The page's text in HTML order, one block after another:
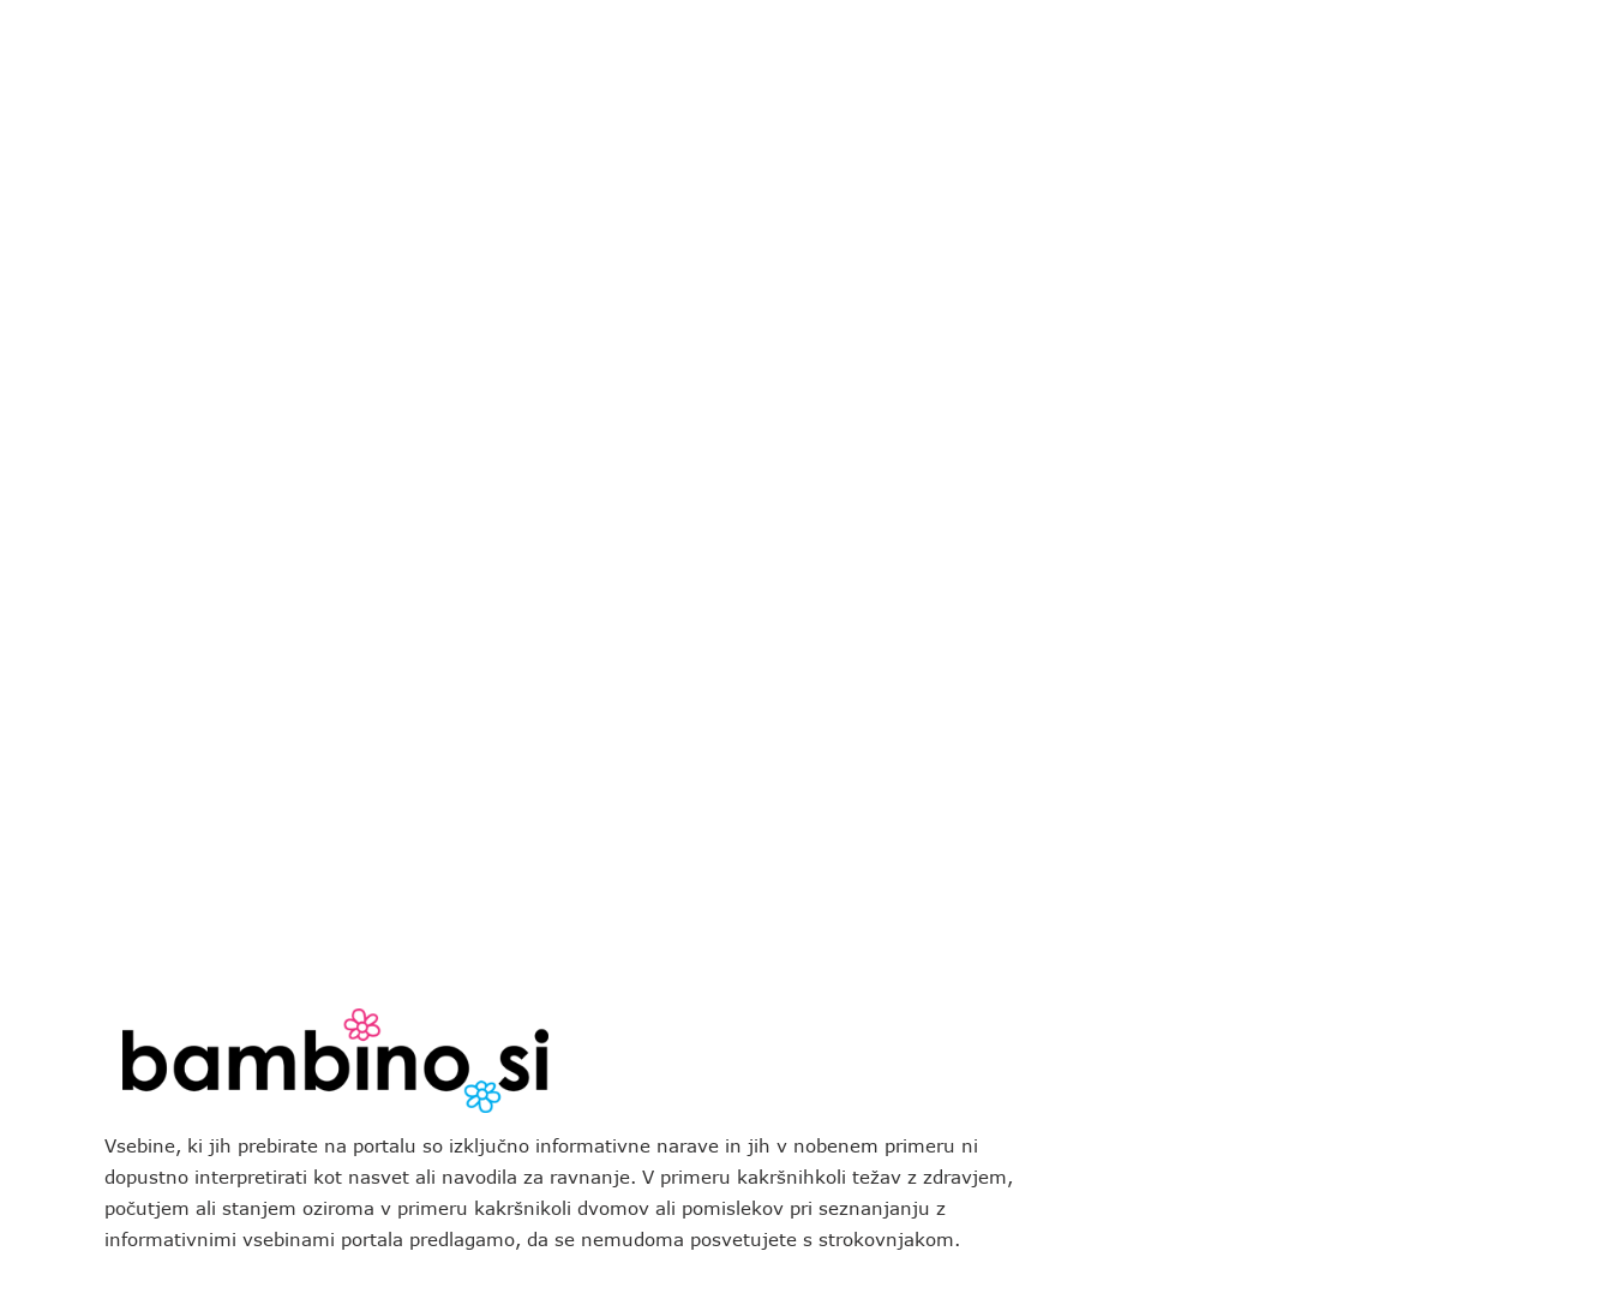
Vsebine, ki jih prebirate na portalu so izključno informativne narave in jih v nobenem primeru ni
dopustno interpretirati kot nasvet ali navodila za ravnanje. V primeru kakršnihkoli težav z zdravjem,
počutjem ali stanjem oziroma v primeru kakršnikoli dvomov ali pomislekov pri seznanjanju z
informativnimi vsebinami portala predlagamo, da se nemudoma posvetujete s strokovnjakom.